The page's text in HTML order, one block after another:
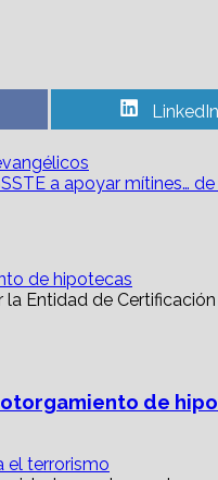
Share
on
LinkedIn
a apoyar mítines…
de hipotecas
de
el terrorismo